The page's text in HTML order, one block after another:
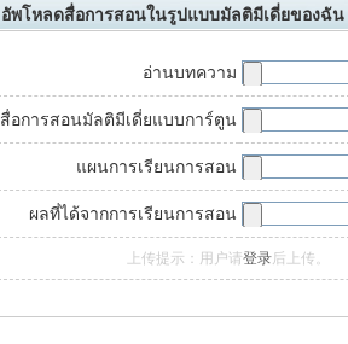
อัพโหลดสื่อการสอนในรูปแบบมัลติมีเดี่ยของฉัน
อ่านบทความ
สื่อการสอนมัลติมีเดี่ยแบบการ์ตูน
แผนการเรียนการสอน
ผลที่ได้จากการเรียนการสอน
上传提示：用户请登录后上传。